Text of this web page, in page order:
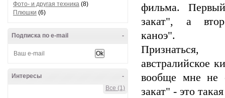
Фото- и другая техника (8)
Плюшки (6)
-
Подписка по e-mail
-
Интересы
Все (1)
фильма.
закат", а
каноэ".
австралийское
вообще мне не
закат" - это